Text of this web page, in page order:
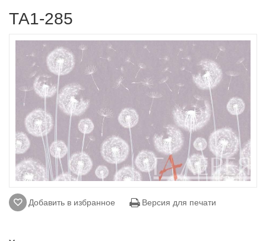
ТА1-285
Добавить в избранное Версия для печати